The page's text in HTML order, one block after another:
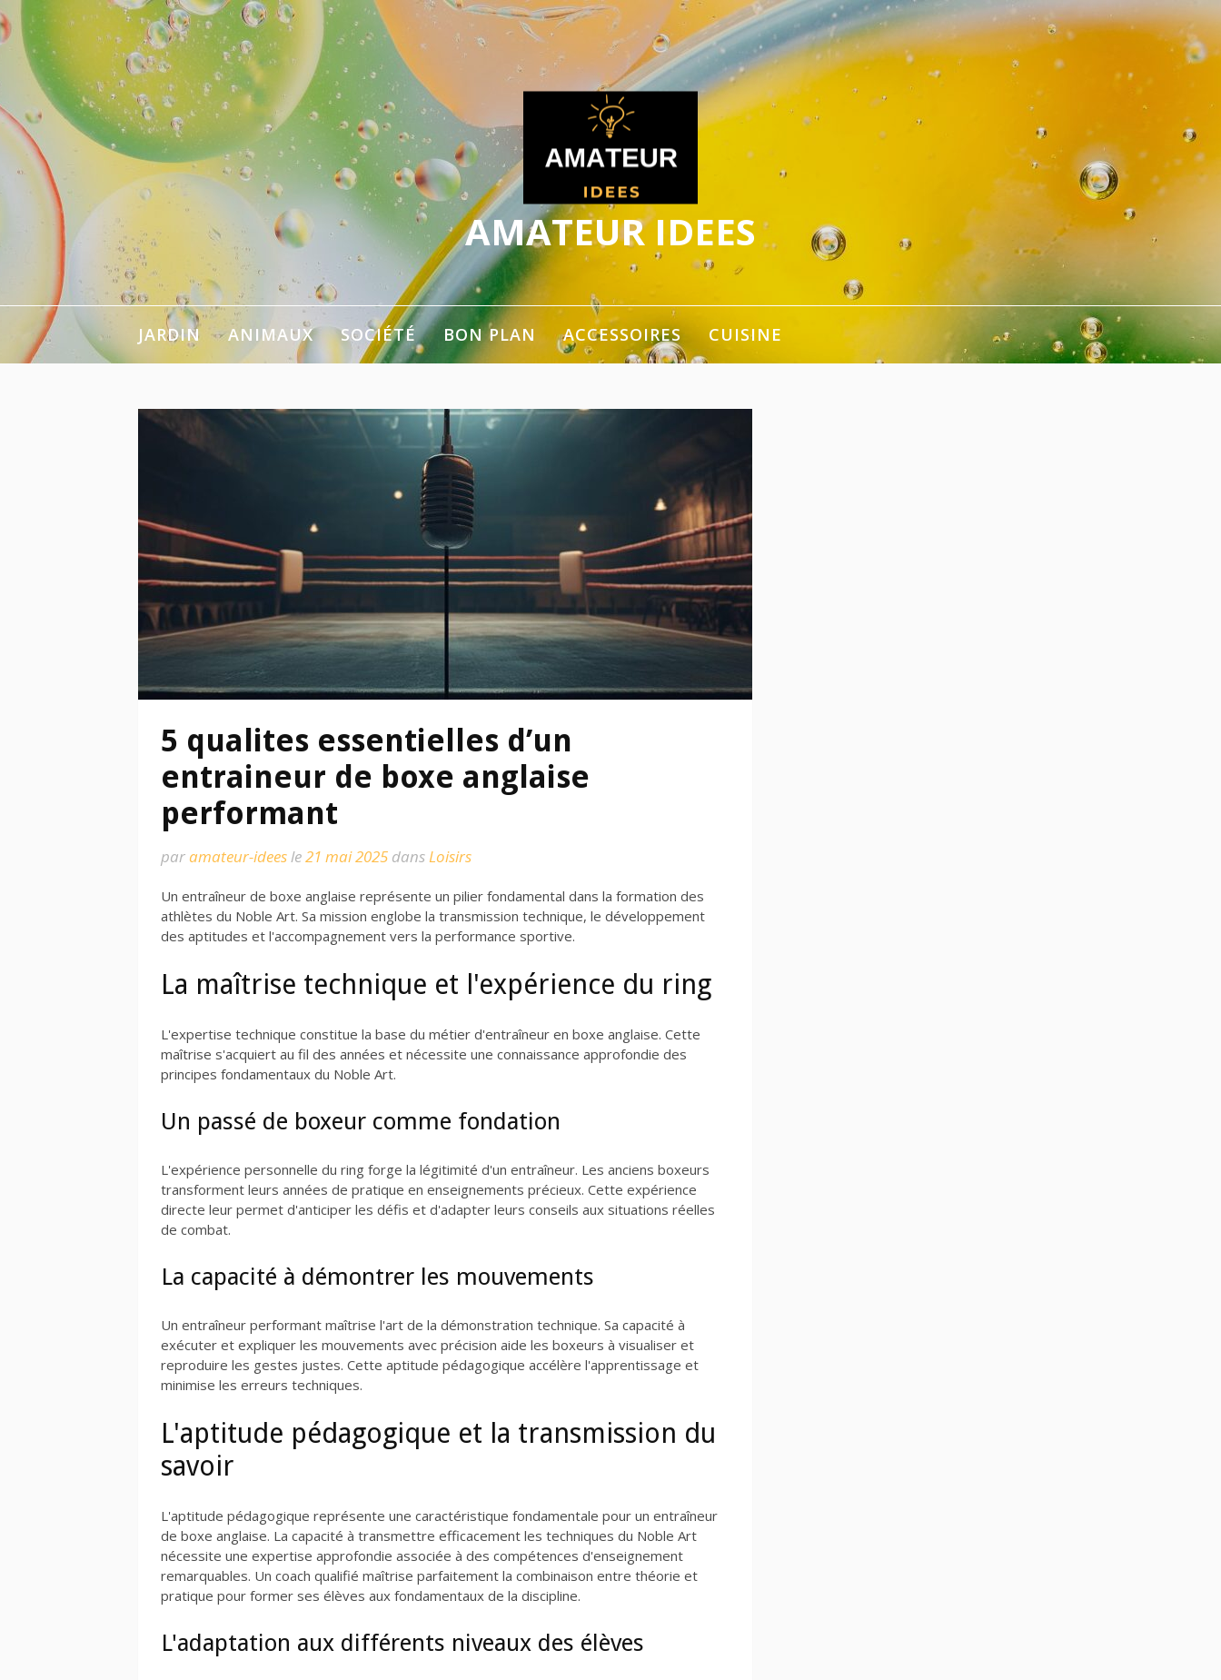
Aller
au
contenu
AMATEUR IDEES
Pour se changer les idées
JARDIN ANIMAUX SOCIÉTÉ BON PLAN ACCESSOIRES CUISINE
5 qualites essentielles d’un
entraineur de boxe anglaise
performant
paramateur-ideesle21 mai 2025 dansLoisirs
Un entraîneur de boxe anglaise représente un pilier fondamental dans la formation des
athlètes du Noble Art. Sa mission englobe la transmission technique, le développement
des aptitudes et l'accompagnement vers la performance sportive.
La maîtrise technique et l'expérience du ring
L'expertise technique constitue la base du métier d'entraîneur en boxe anglaise. Cette
maîtrise s'acquiert au fil des années et nécessite une connaissance approfondie des
principes fondamentaux du Noble Art.
Un passé de boxeur comme fondation
L'expérience personnelle du ring forge la légitimité d'un entraîneur. Les anciens boxeurs
transforment leurs années de pratique en enseignements précieux. Cette expérience
directe leur permet d'anticiper les défis et d'adapter leurs conseils aux situations réelles
de combat.
La capacité à démontrer les mouvements
Un entraîneur performant maîtrise l'art de la démonstration technique. Sa capacité à
exécuter et expliquer les mouvements avec précision aide les boxeurs à visualiser et
reproduire les gestes justes. Cette aptitude pédagogique accélère l'apprentissage et
minimise les erreurs techniques.
L'aptitude pédagogique et la transmission du
savoir
L'aptitude pédagogique représente une caractéristique fondamentale pour un entraîneur
de boxe anglaise. La capacité à transmettre efficacement les techniques du Noble Art
nécessite une expertise approfondie associée à des compétences d'enseignement
remarquables. Un coach qualifié maîtrise parfaitement la combinaison entre théorie et
pratique pour former ses élèves aux fondamentaux de la discipline.
L'adaptation aux différents niveaux des élèves